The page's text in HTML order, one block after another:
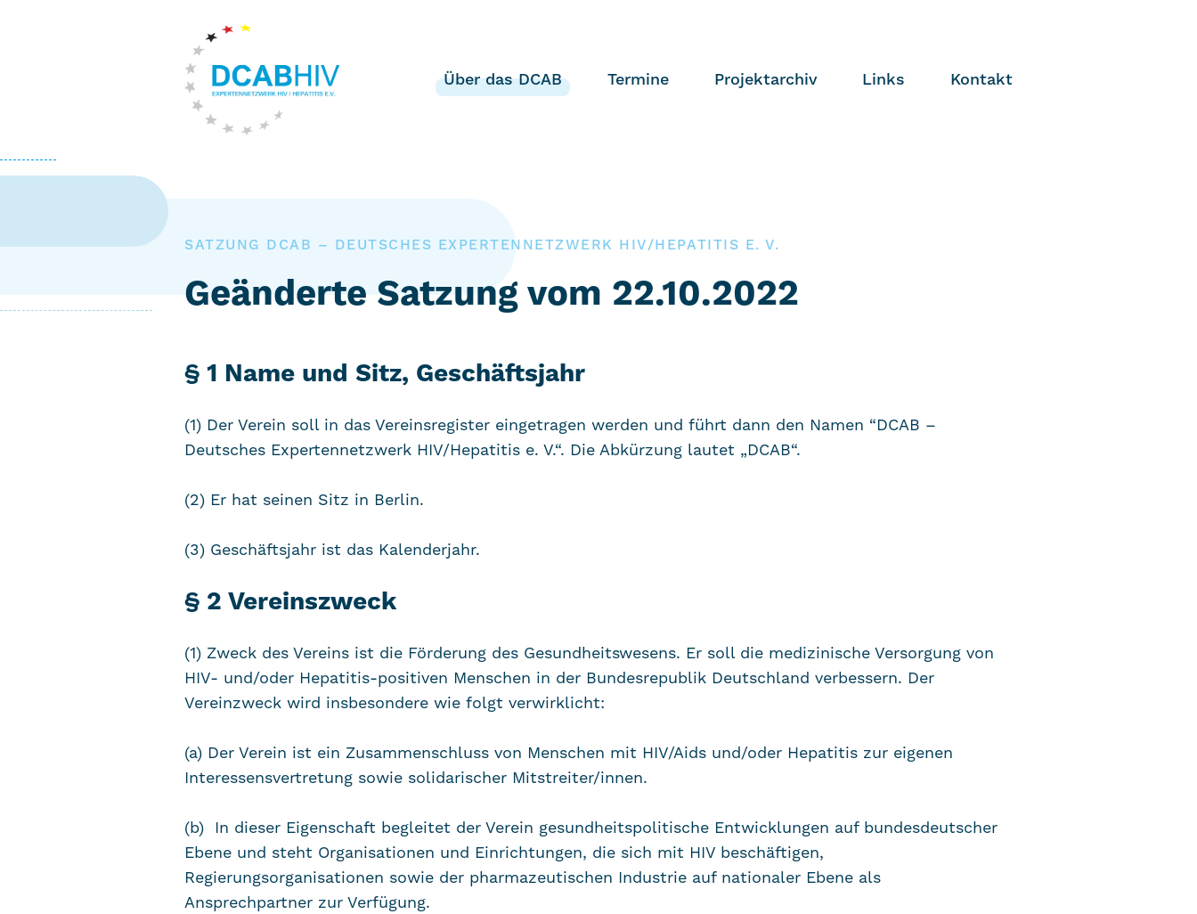
Über das DCAB Termine Projektarchiv Links Kontakt
SATZUNG DCAB – DEUTSCHES EXPERTENNETZWERK HIV/HEPATITIS E. V.
Geänderte Satzung vom 22.10.2022
§ 1 Name und Sitz, Geschäftsjahr
(1) Der Verein soll in das Vereinsregister eingetragen werden und führt dann den Namen “DCAB –
Deutsches Expertennetzwerk HIV/Hepatitis e. V.“. Die Abkürzung lautet „DCAB“.
(2) Er hat seinen Sitz in Berlin.
(3) Geschäftsjahr ist das Kalenderjahr.
§ 2 Vereinszweck
(1) Zweck des Vereins ist die Förderung des Gesundheitswesens. Er soll die medizinische Versorgung von
HIV- und/oder Hepatitis-positiven Menschen in der Bundesrepublik Deutschland verbessern. Der
Vereinzweck wird insbesondere wie folgt verwirklicht:
(a) Der Verein ist ein Zusammenschluss von Menschen mit HIV/Aids und/oder Hepatitis zur eigenen
Interessensvertretung sowie solidarischer Mitstreiter/innen.
(b) In dieser Eigenschaft begleitet der Verein gesundheitspolitische Entwicklungen auf bundesdeutscher
Ebene und steht Organisationen und Einrichtungen, die sich mit HIV beschäftigen,
Regierungsorganisationen sowie der pharmazeutischen Industrie auf nationaler Ebene als
Ansprechpartner zur Verfügung.